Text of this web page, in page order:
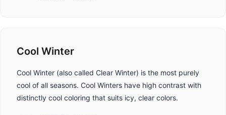
Cool Winter
Cool Winter (also called Clear Winter) is the most purely
cool of all seasons. Cool Winters have high contrast with
distinctly cool coloring that suits icy, clear colors.